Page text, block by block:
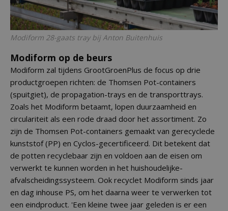
Modiform 28-gaats tray bij Anton Buitenhuis
Modiform op de beurs
Modiform zal tijdens GrootGroenPlus de focus op drie
productgroepen richten: de Thomsen Pot-containers
(spuitgiet), de propagation-trays en de transporttrays.
Zoals het Modiform betaamt, lopen duurzaamheid en
circulariteit als een rode draad door het assortiment. Zo
zijn de Thomsen Pot-containers gemaakt van gerecyclede
kunststof (PP) en Cyclos-gecertificeerd. Dit betekent dat
de potten recyclebaar zijn en voldoen aan de eisen om
verwerkt te kunnen worden in het huishoudelijke-
afvalscheidingssysteem. Ook recyclet Modiform sinds jaar
en dag inhouse PS, om het daarna weer te verwerken tot
een eindproduct. 'Een kleine twee jaar geleden is er een